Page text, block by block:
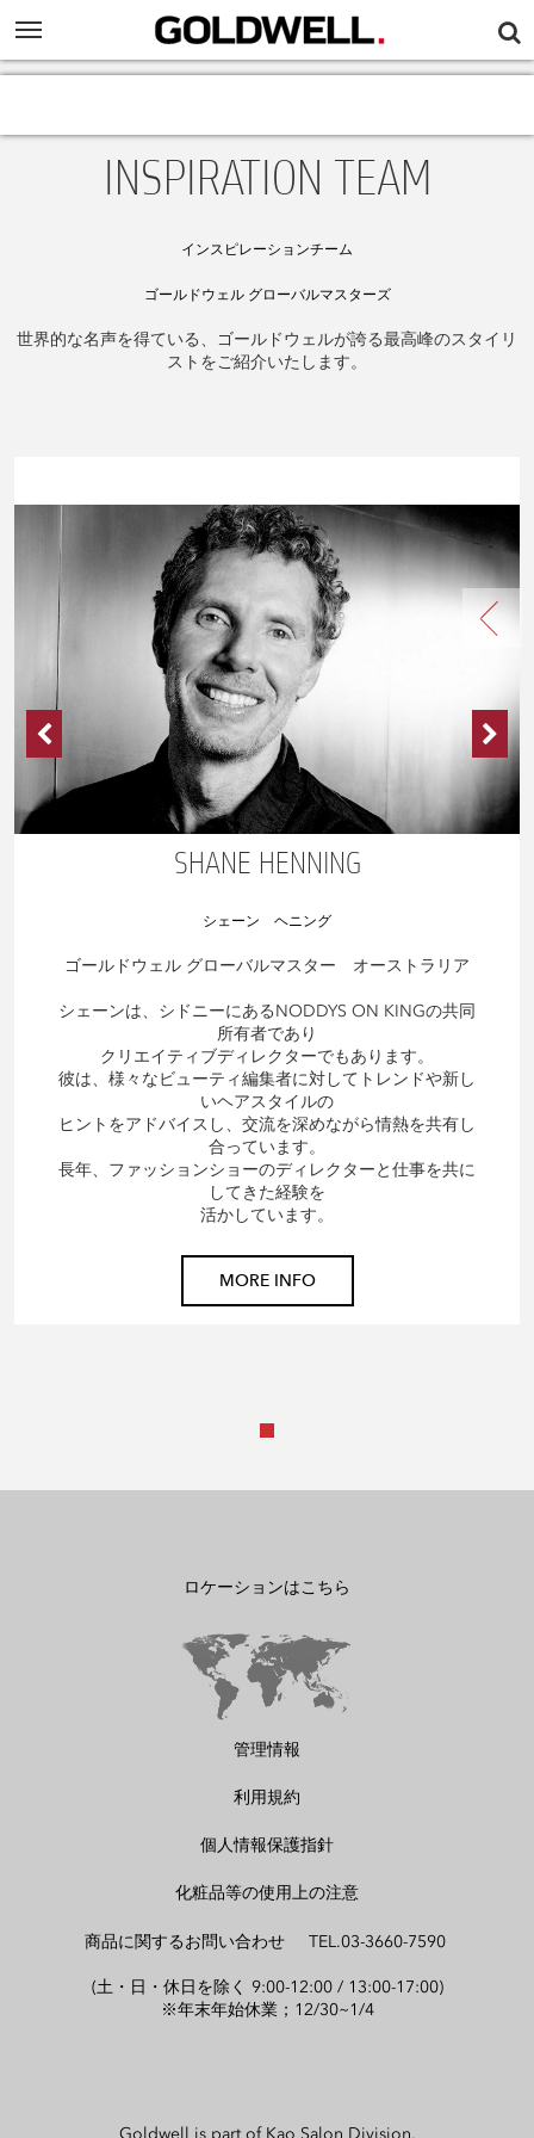
INSPIRATION TEAM
インスピレーションチーム
ゴールドウェル グローバルマスターズ
世界的な名声を得ている、ゴールドウェルが誇る最高峰のスタイリ
ストをご紹介いたします。
SHANE HENNING
シェーン ヘニング
ゴールドウェル グローバルマスター オーストラリア
シェーンは、シドニーにあるNODDYS ON KINGの共同
所有者であり
クリエイティブディレクターでもあります。
彼は、様々なビューティ編集者に対してトレンドや新し
いヘアスタイルの
ヒントをアドバイスし、交流を深めながら情熱を共有し
合っています。
長年、ファッションショーのディレクターと仕事を共に
してきた経験を
活かしています。
MORE INFO
ロケーションはこちら
管理情報
利用規約
個人情報保護指針
化粧品等の使用上の注意
商品に関するお問い合わせ TEL.03-3660-7590
(土・日・休日を除く 9:00-12:00 / 13:00-17:00)
※年末年始休業；12/30~1/4